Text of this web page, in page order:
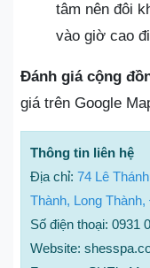
tâm nên đôi
vào giờ cao
Đánh giá cộng
giá trên Google
Thông tin liên hệ
Địa chỉ: 74 Lê
Thành, Long
Số điện thoại: 0931
Website: